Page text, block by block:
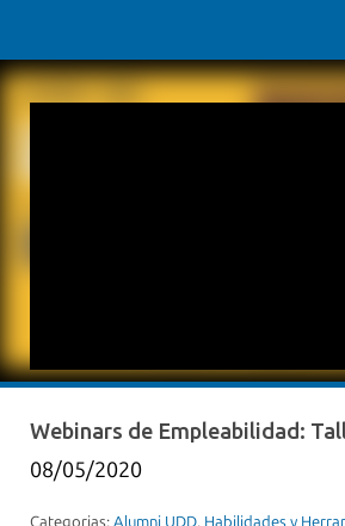
Webinars de Empleabilidad:
08/05/2020
Categorias: Alumni UDD, Habilidades y